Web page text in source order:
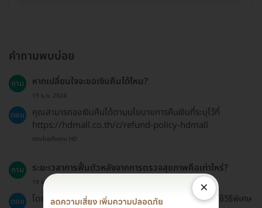
คำถามพบบ่อย
ถาม หากเปลี่ยนใจจะขอเงินคืนได้ไหม?
19 ธ.ค. 2024
ตอบ
คุณสามารถขอเงินคืนได้ตามนโยบายการคืนเงินที่ระบุไว้ที่
https://hdmall.co.th/c/refund-policy-hdmall
ตอบโดยทีมงาน HD
ถาม ระยะเวลาการฟื้นตัวหลังจากการตรวจสุขภาพคือเท่าไหร่?
19 ธ.ค. 2024
ตอบ
โดยทั่วไป ไม่จำเป็นต้องฟื้นตัว แต่หากมีการตรวจที่ต้องใช้วิธีพิเศษ
×